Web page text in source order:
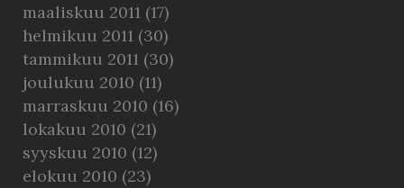
maaliskuu 2011 (17)
helmikuu 2011 (30)
tammikuu 2011 (30)
joulukuu 2010 (11)
marraskuu 2010 (16)
lokakuu 2010 (21)
syyskuu 2010 (12)
elokuu 2010 (23)